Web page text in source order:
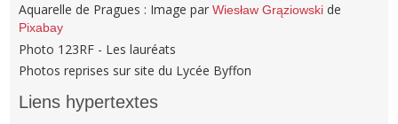
Aquarelle de Pragues : Image parWiesław Grąziowski de
Pixabay
Photo 123RF - Les lauréats
Photos reprises sur site du Lycée Byffon
Liens hypertextes